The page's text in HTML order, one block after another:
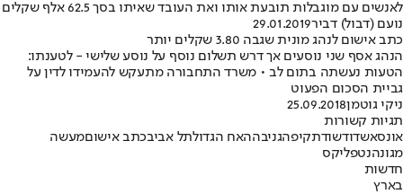
לאנשים עם מוגבלות תובעת אותו ואת העובד שאיתו בסך 62.5 אלף שקלים
נועם (דבול) דביר29.01.2019
כתב אישום לנהג מונית שגבה 3.80 שקלים יותר
הנהג אסף שני נוסעים אך דרש תשלום נוסף על נוסע שלישי - לטענתו:
הטעות נעשתה בתום לב • משרד התחבורה מתעקש להעמידו לדין על
גביית הסכום הפעוט
ניקי גוטמן25.09.2018
תגיות קשורות
אונסאשדודשודתקיפהגניבההאח הגדולתל אביבכתב אישוםמעשה
מגונהנטפליקס
חדשות
בארץ